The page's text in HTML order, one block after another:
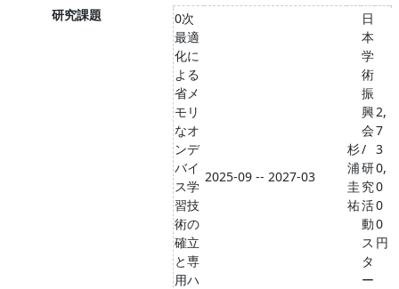
研究課題
0次
最適
化に
よる
省メ
モリ
なオ
ンデ
バイ
ス学
習技
術の
確立
と専
用ハ
2025-09 -- 2027-03
杉
浦
圭
祐
日
本
学
術
振
興
会
/
研
究
活
動
ス
タ
ー
2,
7
3
0,
0
0
0
円